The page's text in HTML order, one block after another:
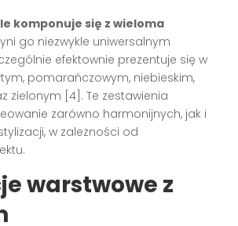
komponuje się z wieloma
go niezwykle uniwersalnym
efektownie prezentuje się w
pomarańczowym, niebieskim,
zielonym [4]. Te zestawienia
zarówno harmonijnych, jak i
w zależności od
warstwowe z